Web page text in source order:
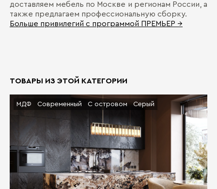
доставляем мебель по Москве и регионам России, а
также предлагаем профессиональную сборку.
Больше привилегий с программой ПРЕМЬЕР →
ТОВАРЫ ИЗ ЭТОЙ КАТЕГОРИИ
МДФ Современный С островом Серый